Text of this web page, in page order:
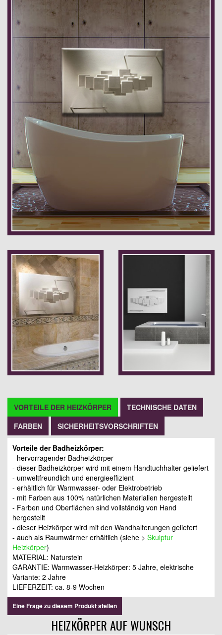
VORTEILE DER HEIZKÖRPER
TECHNISCHE DATEN
FARBEN
SICHERHEITSVORSCHRIFTEN
Vorteile der Badheizkörper:
- hervorragender Badheizkörper
- dieser Badheizkörper wird mit einem Handtuchhalter geliefert
- umweltfreundlich und energieeffizient
- erhältlich für Warmwasser- oder Elektrobetrieb
- mit Farben aus 100% natürlichen Materialien hergestellt
- Farben und Oberflächen sind vollständig von Hand
hergestellt
- dieser Heizkörper wird mit den Wandhalterungen geliefert
- auch als Raumwärmer erhältlich (siehe > Skulptur
Heizkörper)
MATERIAL: Naturstein
GARANTIE: Warmwasser-Heizkörper: 5 Jahre, elektrische
Variante: 2 Jahre
LIEFERZEIT: ca. 8-9 Wochen
Eine Frage zu diesem Produkt stellen
HEIZKÖRPER AUF WUNSCH